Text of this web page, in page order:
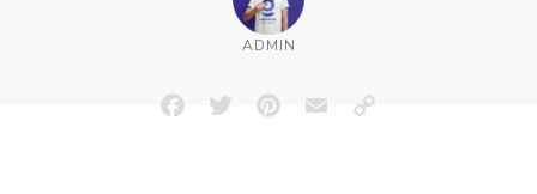
ADMIN
FacebookTwitterPinterestEmailCopy